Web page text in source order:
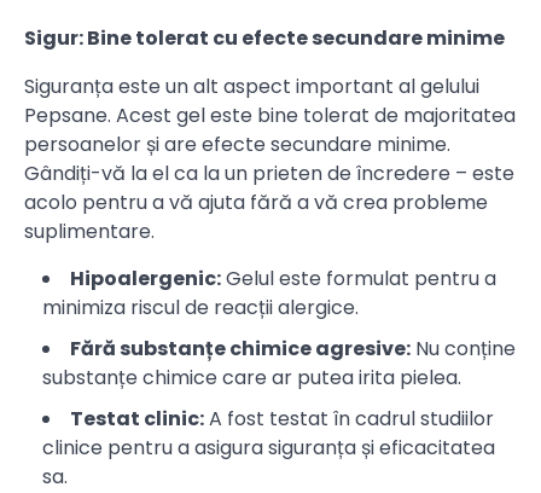
Sigur: Bine tolerat cu efecte secundare minime
Siguranța este un alt aspect important al gelului
Pepsane. Acest gel este bine tolerat de majoritatea
persoanelor și are efecte secundare minime.
Gândiți-vă la el ca la un prieten de încredere – este
acolo pentru a vă ajuta fără a vă crea probleme
suplimentare.
Hipoalergenic:Gelul este formulat pentru a
minimiza riscul de reacții alergice.
Fără substanțe chimice agresive: Nu conține
substanțe chimice care ar putea irita pielea.
Testat clinic:A fost testat în cadrul studiilor
clinice pentru a asigura siguranța și eficacitatea
sa.